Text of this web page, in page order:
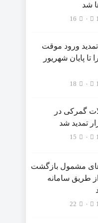
شد
16
ورود موقت
تا پایان شهریور
18
گمرکی در
تمدید شد
15
مشمول بازگشت
طریق سامانه
22